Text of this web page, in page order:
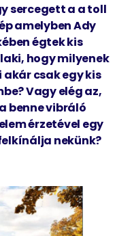
sercegett a a toll
amelyben Ady
égtek kis
hogy milyenek
csak egy kis
Vagy elég az,
benne vibráló
érzetével egy
nekünk?